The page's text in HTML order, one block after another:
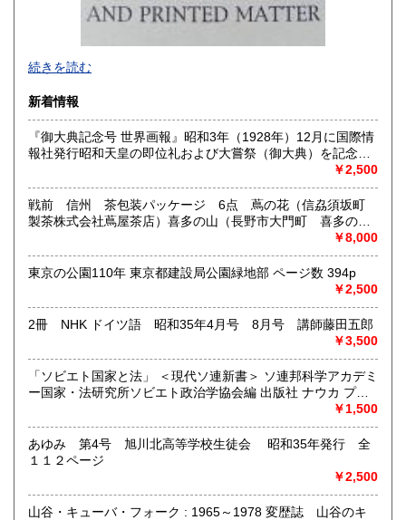
最寄駅：花小金井
営業時間：10:00〜18:00
定休日：不定休
古本・骨董品の出張買取のお申込み・ご予約は、お電話・ま
たはメールにて承っております。 お気軽にお問合わせくださ
出張費は無料です。旧家、蔵のあるお宅、昭和40年以前の古
いお宅の買取は、遠方でも大歓迎です。
取り扱い分野
社会科学、美術工芸、古典籍、近代文献、外国書
続きを読む
新着情報
『御大典記念号 世界画報』昭和3年（1928年）12月に国際情
報社発行昭和天皇の即位礼および大嘗祭（御大典）を記念す
るグラフ雑誌の臨時増刊号です。当時の儀式の様子や関連行
事を写した貴重な写真や解説が多数収録されています。
￥2,500
戦前 信州 茶包装パッケージ 6点 蔦の花（信劦須坂町
製茶株式会社蔦屋茶店）喜多の山（長野市大門町 喜多の園
本店）西沢園（長野県中堅町 西澤園本舗）梅の花（信州須
坂市梅の園茶店）奈良此園（信州中野町 西澤茶舗）美泉瀧
（信州長野市新町 茶間屋美濃久商店）瀧の音（信濃吉田本
￥8,000
東京の公園110年 東京都建設局公園緑地部 ページ数 394p
￥2,500
2冊 NHK ドイツ語 昭和35年4月号 8月号 講師藤田五郎
￥3,500
「ソビエト国家と法」 ＜現代ソ連新書＞ ソ連邦科学アカデミ
ー国家・法研究所ソビエト政治学協会編 出版社 ナウカ プロ
￥1,500
あゆみ 第4号 旭川北高等学校生徒会 昭和35年発行 全
１１２ページ
￥2,500
山谷・キューバ・フォーク : 1965～1978 変歴誌 山谷のキ